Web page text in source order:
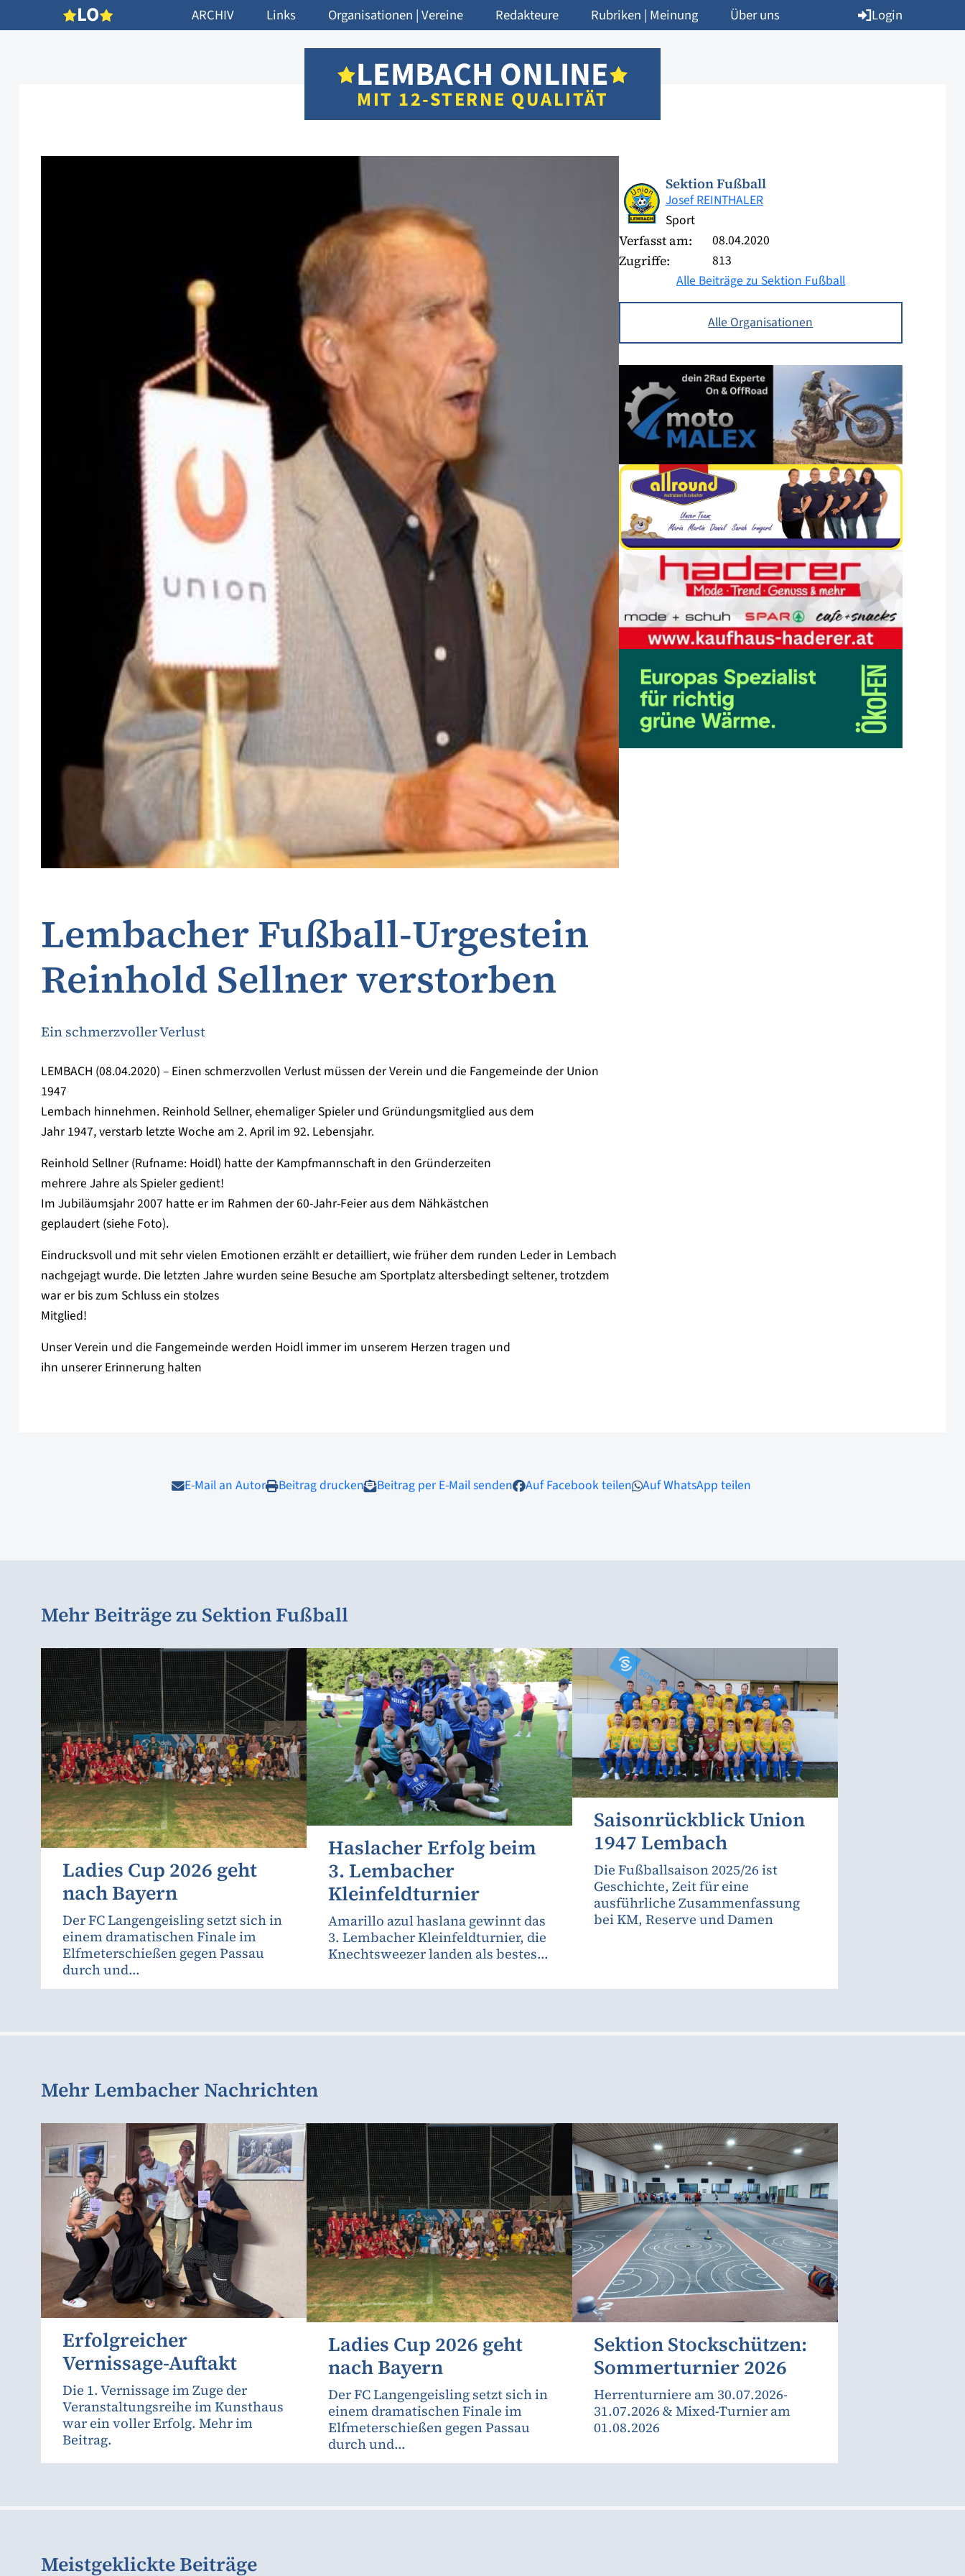
LO ARCHIV Links Organisationen | Vereine Redakteure Rubriken | Meinung Über uns Login
LEMBACH ONLINE
MIT 12-STERNE QUALITÄT
Lembacher Fußball-Urgestein
Reinhold Sellner verstorben
Ein schmerzvoller Verlust
LEMBACH (08.04.2020) – Einen schmerzvollen Verlust müssen der Verein und die Fangemeinde der Union
1947
Lembach hinnehmen. Reinhold Sellner, ehemaliger Spieler und Gründungsmitglied aus dem
Jahr 1947, verstarb letzte Woche am 2. April im 92. Lebensjahr.
Reinhold Sellner (Rufname: Hoidl) hatte der Kampfmannschaft in den Gründerzeiten
mehrere Jahre als Spieler gedient!
Im Jubiläumsjahr 2007 hatte er im Rahmen der 60-Jahr-Feier aus dem Nähkästchen
geplaudert (siehe Foto).
Eindrucksvoll und mit sehr vielen Emotionen erzählt er detailliert, wie früher dem runden Leder in Lembach
nachgejagt wurde. Die letzten Jahre wurden seine Besuche am Sportplatz altersbedingt seltener, trotzdem
war er bis zum Schluss ein stolzes
Mitglied!
Unser Verein und die Fangemeinde werden Hoidl immer im unserem Herzen tragen und
ihn unserer Erinnerung halten
Sektion Fußball
Josef REINTHALER
Sport
Verfasst am: 08.04.2020
Zugriffe:
813
Alle Beiträge zu Sektion Fußball
Alle Organisationen
E-Mail an Autor Beitrag drucken Beitrag per E-Mail senden Auf Facebook teilen Auf WhatsApp teilen
Mehr Beiträge zu Sektion Fußball
Ladies Cup 2026 geht
nach Bayern
Der FC Langengeisling setzt sich in
einem dramatischen Finale im
Elfmeterschießen gegen Passau
durch und...
Haslacher Erfolg beim
3. Lembacher
Kleinfeldturnier
Amarillo azul haslana gewinnt das
3. Lembacher Kleinfeldturnier, die
Knechtsweezer landen als bestes...
Saisonrückblick Union
1947 Lembach
Die Fußballsaison 2025/26 ist
Geschichte, Zeit für eine
ausführliche Zusammenfassung
bei KM, Reserve und Damen
Mehr Lembacher Nachrichten
Erfolgreicher
Vernissage-Auftakt
Die 1. Vernissage im Zuge der
Veranstaltungsreihe im Kunsthaus
war ein voller Erfolg. Mehr im
Beitrag.
Ladies Cup 2026 geht
nach Bayern
Der FC Langengeisling setzt sich in
einem dramatischen Finale im
Elfmeterschießen gegen Passau
durch und...
Sektion Stockschützen:
Sommerturnier 2026
Herrenturniere am 30.07.2026-
31.07.2026 & Mixed-Turnier am
01.08.2026
Meistgeklickte Beiträge